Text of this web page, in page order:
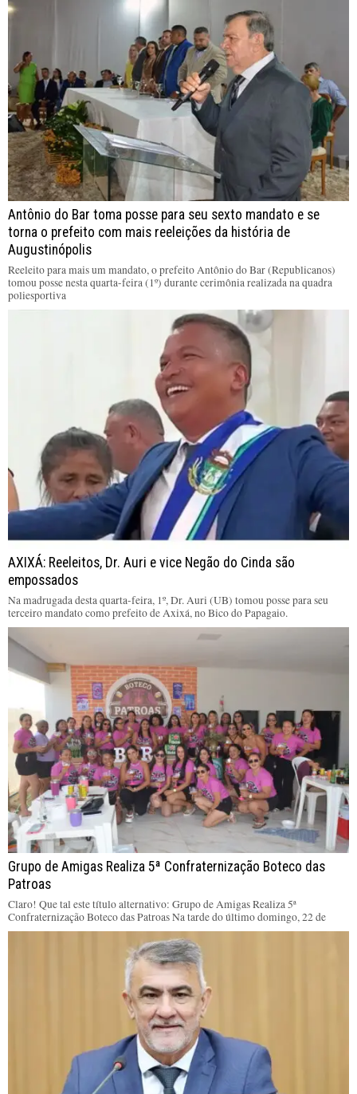
Antônio do Bar toma posse para seu sexto mandato e se
torna o prefeito com mais reeleições da história de
Augustinópolis
Reeleito para mais um mandato, o prefeito Antônio do Bar (Republicanos)
tomou posse nesta quarta-feira (1º) durante cerimônia realizada na quadra
poliesportiva
AXIXÁ: Reeleitos, Dr. Auri e vice Negão do Cinda são
empossados
Na madrugada desta quarta-feira, 1º, Dr. Auri (UB) tomou posse para seu
terceiro mandato como prefeito de Axixá, no Bico do Papagaio.
Grupo de Amigas Realiza 5ª Confraternização Boteco das
Patroas
Claro! Que tal este título alternativo: Grupo de Amigas Realiza 5ª
Confraternização Boteco das Patroas Na tarde do último domingo, 22 de